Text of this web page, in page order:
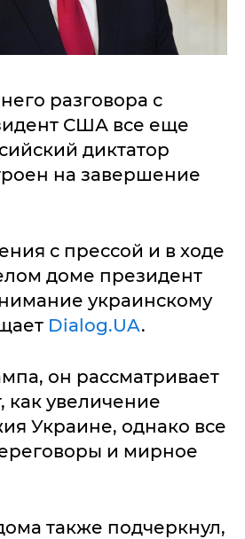
разговора с
США все еще
диктатор
на завершение
с прессой и в ходе
доме президент
украинскому
Dialog.UA.
он рассматривает
как увеличение
Украине, однако все
и мирное
также подчеркнул,